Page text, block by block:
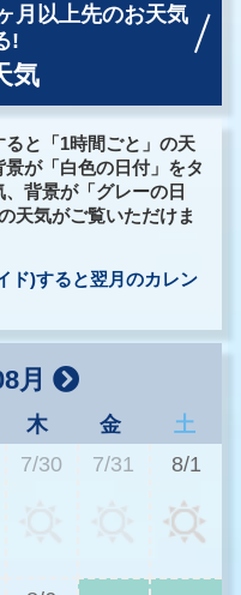
月以上先のお天気
!
気
と「1時間ごと」の天
が「白色の日付」をタ
背景が「グレーの日
天気がご覧いただけま
ド)すると翌月のカレン
月
木 金
土
7/30 7/31 8/1